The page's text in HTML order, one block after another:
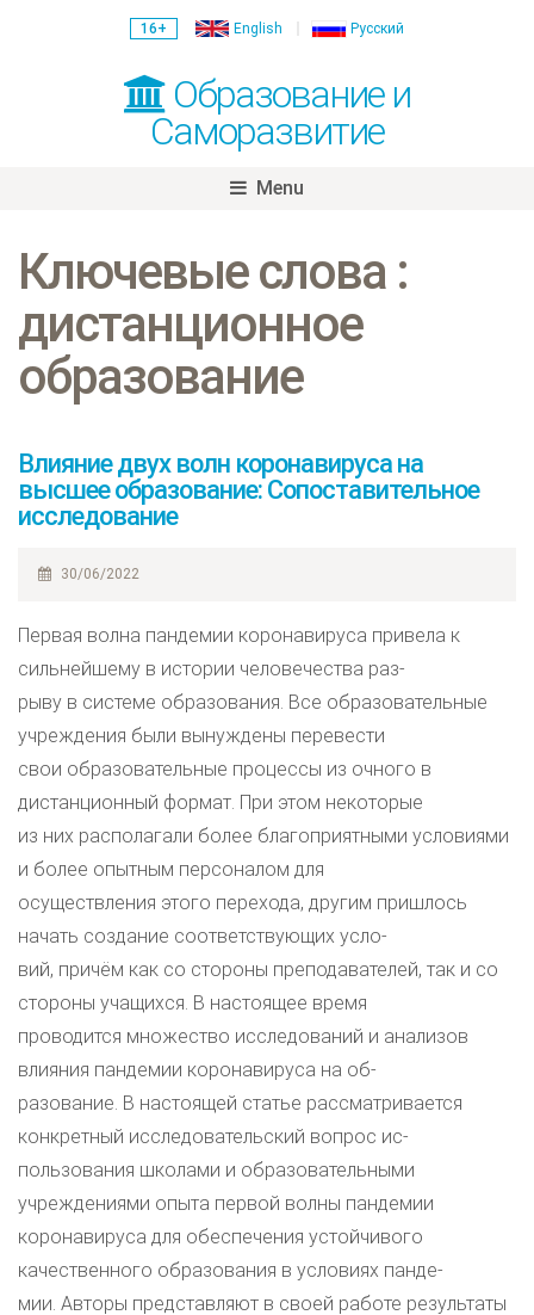
16+ English Русский
Образование и
Саморазвитие
Menu
content
Ключевые слова :
дистанционное
образование
Влияние двух волн коронавируса на
высшее образование: Сопоставительное
исследование
30/06/2022
Первая волна пандемии коронавируса привела к
сильнейшему в истории человечества раз-
рыву в системе образования. Все образовательные
учреждения были вынуждены перевести
свои образовательные процессы из очного в
дистанционный формат. При этом некоторые
из них располагали более благоприятными условиями
и более опытным персоналом для
осуществления этого перехода, другим пришлось
начать создание соответствующих усло-
вий, причём как со стороны преподавателей, так и со
стороны учащихся. В настоящее время
проводится множество исследований и анализов
влияния пандемии коронавируса на об-
разование. В настоящей статье рассматривается
конкретный исследовательский вопрос ис-
пользования школами и образовательными
учреждениями опыта первой волны пандемии
коронавируса для обеспечения устойчивого
качественного образования в условиях панде-
мии. Авторы представляют в своей работе результаты